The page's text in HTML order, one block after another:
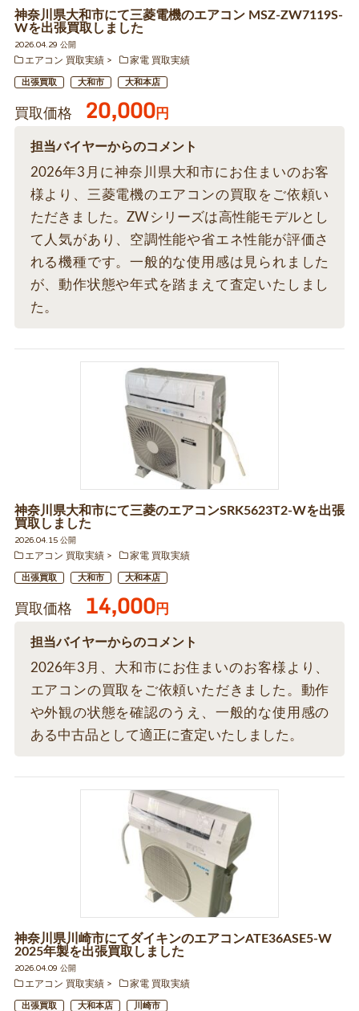
神奈川県大和市にて三菱電機のエアコン MSZ-ZW7119S-
Wを出張買取しました
2026.04.29 公開
エアコン 買取実績
家電 買取実績
出張買取 大和市 大和本店
買取価格 20,000円
担当バイヤーからのコメント
2026年3月に神奈川県大和市にお住まいのお客
様より、三菱電機のエアコンの買取をご依頼い
ただきました。ZWシリーズは高性能モデルとし
て人気があり、空調性能や省エネ性能が評価さ
れる機種です。一般的な使用感は見られました
が、動作状態や年式を踏まえて査定いたしまし
た。
神奈川県大和市にて三菱のエアコンSRK5623T2-Wを出張
買取しました
2026.04.15 公開
エアコン 買取実績
家電 買取実績
出張買取 大和市 大和本店
買取価格 14,000円
担当バイヤーからのコメント
2026年3月、大和市にお住まいのお客様より、
エアコンの買取をご依頼いただきました。動作
や外観の状態を確認のうえ、一般的な使用感の
ある中古品として適正に査定いたしました。
神奈川県川崎市にてダイキンのエアコンATE36ASE5-W
2025年製を出張買取しました
2026.04.09 公開
エアコン 買取実績
家電 買取実績
出張買取 大和本店 川崎市